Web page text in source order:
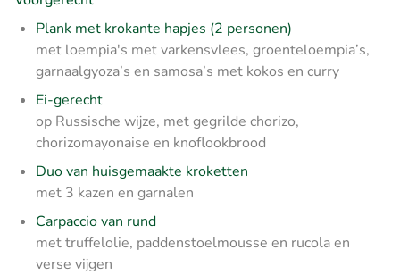
Plank met krokante hapjes (2 personen)
met loempia's met varkensvlees, groenteloempia’s,
garnaalgyoza’s en samosa’s met kokos en curry
Ei-gerecht
op Russische wijze, met gegrilde chorizo,
chorizomayonaise en knoflookbrood
Duo van huisgemaakte kroketten
met 3 kazen en garnalen
Carpaccio van rund
met truffelolie, paddenstoelmousse en rucola en
verse vijgen